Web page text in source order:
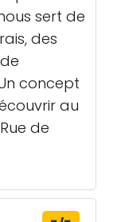
sert de
des
concept
au
de